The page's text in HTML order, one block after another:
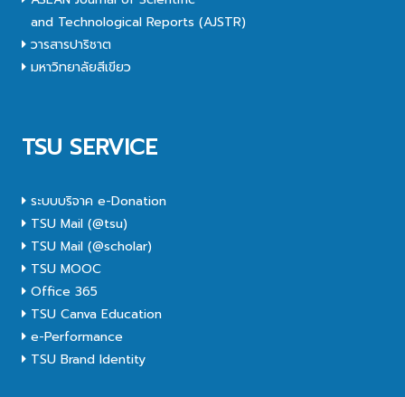
and Technological Reports (AJSTR)
วารสารปาริชาต
มหาวิทยาลัยสีเขียว
TSU SERVICE
ระบบบริจาค e-Donation
TSU Mail (@tsu)
TSU Mail (@scholar)
TSU MOOC
Office 365
TSU Canva Education
e-Performance
TSU Brand Identity